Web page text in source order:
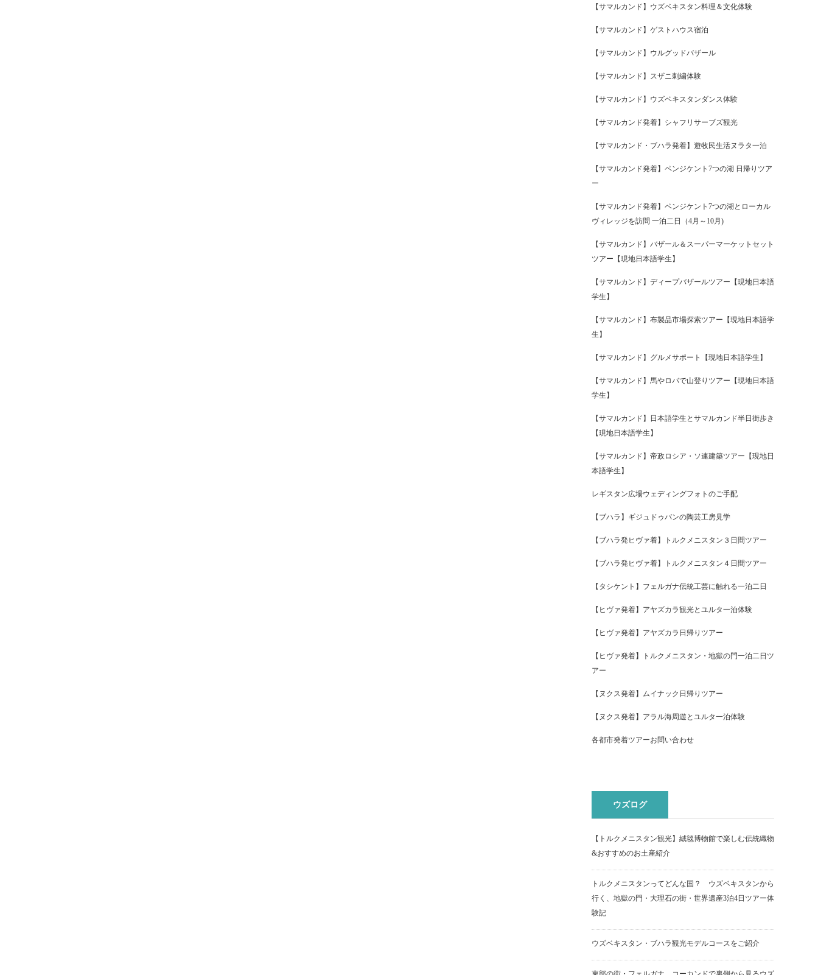
【サマルカンド】ウズベキスタン料理＆文化体験
【サマルカンド】ゲストハウス宿泊
【サマルカンド】ウルグッドバザール
【サマルカンド】スザニ刺繍体験
【サマルカンド】ウズベキスタンダンス体験
【サマルカンド発着】シャフリサーブズ観光
【サマルカンド・ブハラ発着】遊牧民生活ヌラタ一泊
【サマルカンド発着】ペンジケント7つの湖 日帰りツア
ー
【サマルカンド発着】ペンジケント7つの湖とローカル
ヴィレッジを訪問 一泊二日（4月～10月)
【サマルカンド】バザール＆スーパーマーケットセット
ツアー【現地日本語学生】
【サマルカンド】ディープバザールツアー【現地日本語
学生】
【サマルカンド】布製品市場探索ツアー【現地日本語学
生】
【サマルカンド】グルメサポート【現地日本語学生】
【サマルカンド】馬やロバで山登りツアー【現地日本語
学生】
【サマルカンド】日本語学生とサマルカンド半日街歩き
【現地日本語学生】
【サマルカンド】帝政ロシア・ソ連建築ツアー【現地日
本語学生】
レギスタン広場ウェディングフォトのご手配
【ブハラ】ギジュドゥバンの陶芸工房見学
【ブハラ発ヒヴァ着】トルクメニスタン３日間ツアー
【ブハラ発ヒヴァ着】トルクメニスタン４日間ツアー
【タシケント】フェルガナ伝統工芸に触れる一泊二日
【ヒヴァ発着】アヤズカラ観光とユルタ一泊体験
【ヒヴァ発着】アヤズカラ日帰りツアー
【ヒヴァ発着】トルクメニスタン・地獄の門一泊二日ツ
アー
【ヌクス発着】ムイナック日帰りツアー
【ヌクス発着】アラル海周遊とユルタ一泊体験
各都市発着ツアーお問い合わせ
ウズログ
【トルクメニスタン観光】絨毯博物館で楽しむ伝統織物
&おすすめのお土産紹介
トルクメニスタンってどんな国？ ウズベキスタンから
行く、地獄の門・大理石の街・世界遺産3泊4日ツアー体
験記
ウズベキスタン・ブハラ観光モデルコースをご紹介